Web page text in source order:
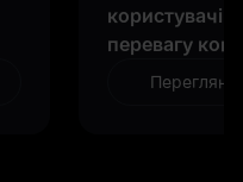
перевагу